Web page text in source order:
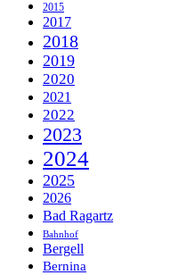
2015
2017
2018
2019
2020
2021
2022
2023
2024
2025
2026
Bad Ragartz
Bahnhof
Bergell
Bernina